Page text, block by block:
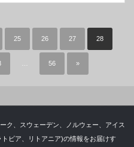
25 26 27 28
56 »
ク、スウェーデン、ノルウェー、アイス
ビア、リトアニア)の情報をお届けす